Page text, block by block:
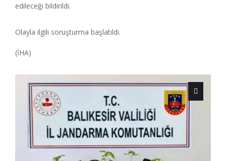
edileceği bildirildi.
Olayla ilgili soruşturma başlatıldı.
(İHA)